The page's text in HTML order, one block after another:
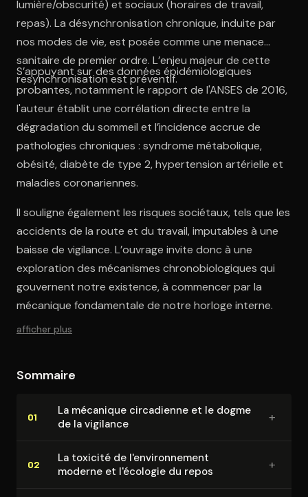
lumière/obscurité) et sociaux (horaires de travail,
repas). La désynchronisation chronique, induite par
nos modes de vie, est posée comme une menace
sanitaire de premier ordre. L’enjeu majeur de cette
resynchronisation est préventif.
S’appuyant sur des données épidémiologiques
probantes, notamment le rapport de l'ANSES de 2016,
l'auteur établit une corrélation directe entre la
dégradation du sommeil et l’incidence accrue de
pathologies chroniques : syndrome métabolique,
obésité, diabète de type 2, hypertension artérielle et
maladies coronariennes.
Il souligne également les risques sociétaux, tels que les
accidents de la route et du travail, imputables à une
baisse de vigilance. L’ouvrage invite donc à une
exploration des mécanismes chronobiologiques qui
gouvernent notre existence, à commencer par la
mécanique fondamentale de notre horloge interne.
afficher plus
Sommaire
01
La mécanique circadienne et le dogme
de la vigilance
+
02
La toxicité de l'en­vi­ron­ne­ment
moderne et l'écologie du repos
+